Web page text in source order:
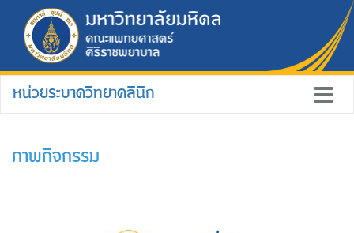
หน่วยระบาดวิทยาคลินิก
ภาพกิจกรรม